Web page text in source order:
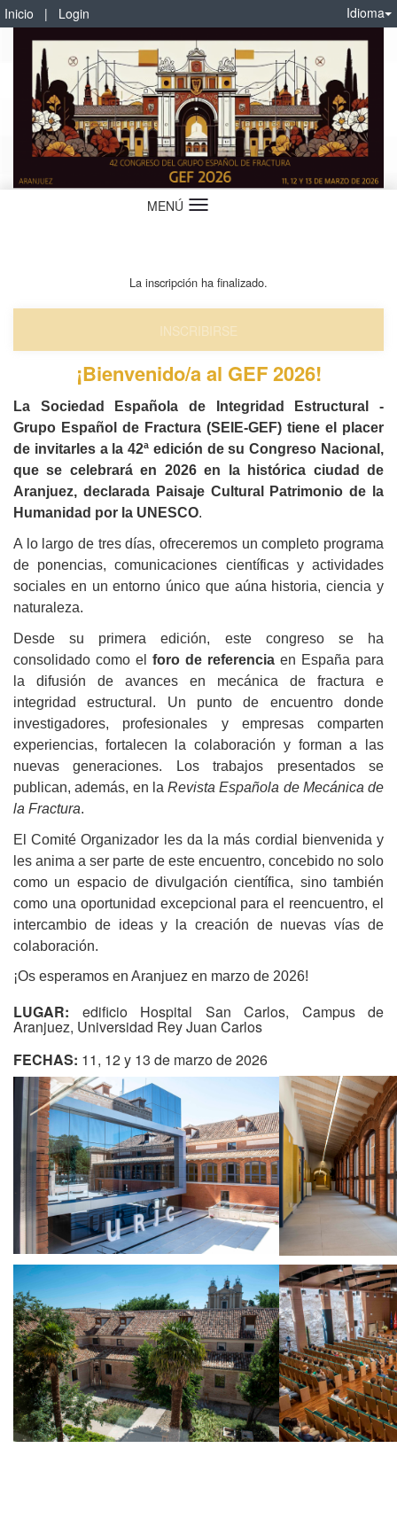
Inicio | Login Idioma
MENÚ Idioma
La inscripción ha finalizado.
INSCRIBIRSE
¡Bienvenido/a al GEF 2026!
La Sociedad Española de Integridad Estructural -
Grupo Español de Fractura (SEIE-GEF) tiene el placer
de invitarles a la 42ª edición de su Congreso Nacional,
que se celebrará en 2026 en la histórica ciudad de
Aranjuez, declarada Paisaje Cultural Patrimonio de la
Humanidad por la UNESCO.
A lo largo de tres días, ofreceremos un completo programa
de ponencias, comunicaciones científicas y actividades
sociales en un entorno único que aúna historia, ciencia y
naturaleza.
Desde su primera edición, este congreso se ha
consolidado como el foro de referencia en España para
la difusión de avances en mecánica de fractura e
integridad estructural. Un punto de encuentro donde
investigadores, profesionales y empresas comparten
experiencias, fortalecen la colaboración y forman a las
nuevas generaciones. Los trabajos presentados se
publican, además, en la Revista Española de Mecánica de
la Fractura.
El Comité Organizador les da la más cordial bienvenida y
les anima a ser parte de este encuentro, concebido no solo
como un espacio de divulgación científica, sino también
como una oportunidad excepcional para el reencuentro, el
intercambio de ideas y la creación de nuevas vías de
colaboración.
¡Os esperamos en Aranjuez en marzo de 2026!
LUGAR: edificio Hospital San Carlos, Campus de
Aranjuez, Universidad Rey Juan Carlos
FECHAS: 11, 12 y 13 de marzo de 2026